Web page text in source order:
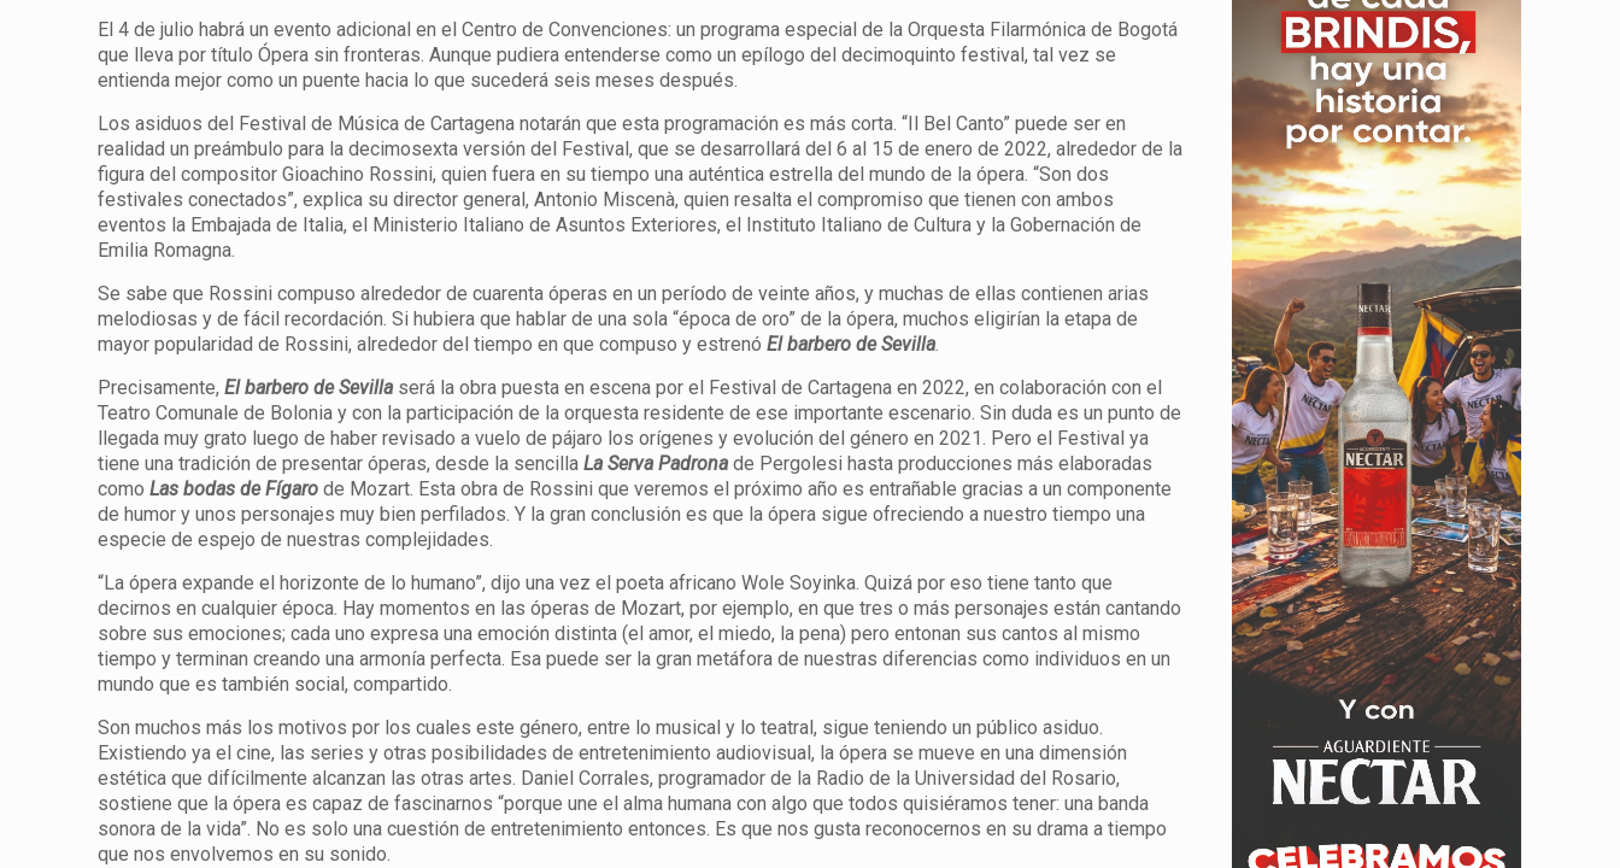
El 4 de julio habrá un evento adicional en el Centro de Convenciones: un programa especial de la Orquesta Filarmónica de Bogotá
que lleva por título Ópera sin fronteras. Aunque pudiera entenderse como un epílogo del decimoquinto festival, tal vez se
entienda mejor como un puente hacia lo que sucederá seis meses después.
Los asiduos del Festival de Música de Cartagena notarán que esta programación es más corta. “Il Bel Canto” puede ser en
realidad un preámbulo para la decimosexta versión del Festival, que se desarrollará del 6 al 15 de enero de 2022, alrededor de la
figura del compositor Gioachino Rossini, quien fuera en su tiempo una auténtica estrella del mundo de la ópera. “Son dos
festivales conectados”, explica su director general, Antonio Miscenà, quien resalta el compromiso que tienen con ambos
eventos la Embajada de Italia, el Ministerio Italiano de Asuntos Exteriores, el Instituto Italiano de Cultura y la Gobernación de
Emilia Romagna.
Se sabe que Rossini compuso alrededor de cuarenta óperas en un período de veinte años, y muchas de ellas contienen arias
melodiosas y de fácil recordación. Si hubiera que hablar de una sola “época de oro” de la ópera, muchos eligirían la etapa de
mayor popularidad de Rossini, alrededor del tiempo en que compuso y estrenóEl barbero de Sevilla.
Precisamente,El barbero de Sevilla será la obra puesta en escena por el Festival de Cartagena en 2022, en colaboración con el
Teatro Comunale de Bolonia y con la participación de la orquesta residente de ese importante escenario. Sin duda es un punto de
llegada muy grato luego de haber revisado a vuelo de pájaro los orígenes y evolución del género en 2021. Pero el Festival ya
tiene una tradición de presentar óperas, desde la sencillaLa Serva Padrona de Pergolesi hasta producciones más elaboradas
comoLas bodas de Fígaro de Mozart. Esta obra de Rossini que veremos el próximo año es entrañable gracias a un componente
de humor y unos personajes muy bien perfilados. Y la gran conclusión es que la ópera sigue ofreciendo a nuestro tiempo una
especie de espejo de nuestras complejidades.
“La ópera expande el horizonte de lo humano”, dijo una vez el poeta africano Wole Soyinka. Quizá por eso tiene tanto que
decirnos en cualquier época. Hay momentos en las óperas de Mozart, por ejemplo, en que tres o más personajes están cantando
sobre sus emociones; cada uno expresa una emoción distinta (el amor, el miedo, la pena) pero entonan sus cantos al mismo
tiempo y terminan creando una armonía perfecta. Esa puede ser la gran metáfora de nuestras diferencias como individuos en un
mundo que es también social, compartido.
Son muchos más los motivos por los cuales este género, entre lo musical y lo teatral, sigue teniendo un público asiduo.
Existiendo ya el cine, las series y otras posibilidades de entretenimiento audiovisual, la ópera se mueve en una dimensión
estética que difícilmente alcanzan las otras artes. Daniel Corrales, programador de la Radio de la Universidad del Rosario,
sostiene que la ópera es capaz de fascinarnos “porque une el alma humana con algo que todos quisiéramos tener: una banda
sonora de la vida”. No es solo una cuestión de entretenimiento entonces. Es que nos gusta reconocernos en su drama a tiempo
que nos envolvemos en su sonido.